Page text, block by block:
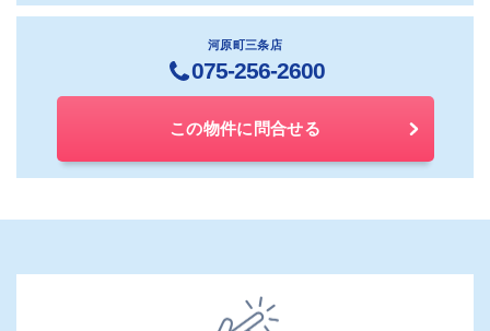
河原町三条店
075-256-2600
この物件に問合せる